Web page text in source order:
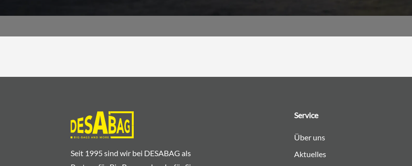
Seit 1995 sind wir bei DESABAG als
Service
Über uns
Aktuelles